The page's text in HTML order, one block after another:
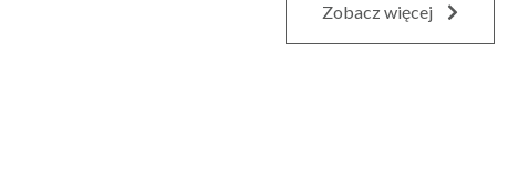
Zobacz więcej